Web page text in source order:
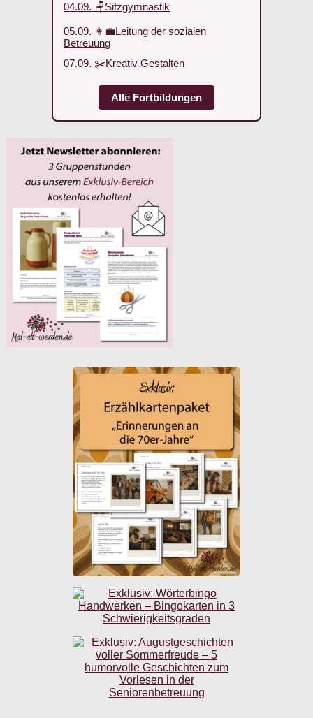
04.09. 🪑Sitzgymnastik
05.09. 👩‍💼Leitung der sozialen
Betreuung
07.09. ✂️Kreativ Gestalten
Alle Fortbildungen